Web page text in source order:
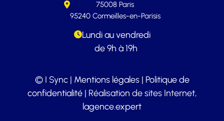
75008 Paris
95240 Cormeilles-en-Parisis
Lundi au vendredi
de 9h à 19h
© I Sync | Mentions légales| Politique de
confidentialité| Réalisation de sites Internet,
lagence.expert